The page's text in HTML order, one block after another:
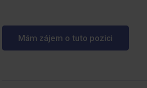
Mám zájem o tuto pozici